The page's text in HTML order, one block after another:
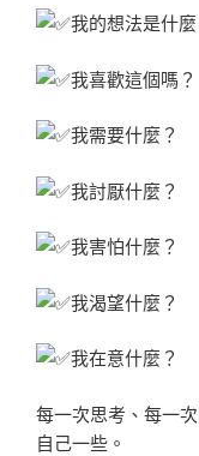
我的想法是什麼
我喜歡這個嗎？
我需要什麼？
我討厭什麼？
我害怕什麼？
我渴望什麼？
我在意什麼？
每一次思考、每一
自己一些。